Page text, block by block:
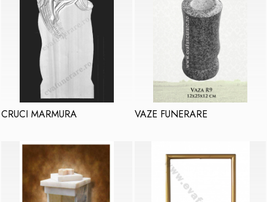
CRUCI MARMURA VAZE FUNERARE